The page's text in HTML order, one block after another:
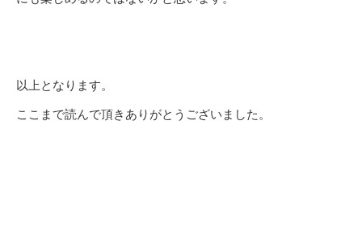
以上となります。
ここまで読んで頂きありがとうございました。